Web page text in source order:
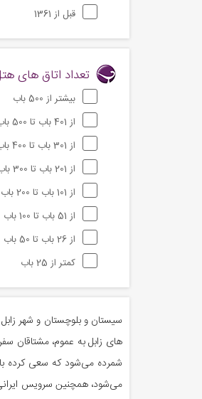
قبل از 1361
تعداد اتاق های
بیشتر از 500 باب
از 401 باب تا 500 باب
از 301 باب تا 400 باب
از 201 باب تا 300 باب
از 101 باب تا 200 باب
از 51 باب تا 100 باب
از 26 باب تا 50 باب
کمتر از 25 باب
سیستان و بلوچستان و شهر
های زابل به عموم، مشتاقان
شمرده می‌شود که سعی کرده
می‌شود، همچنین سرویس